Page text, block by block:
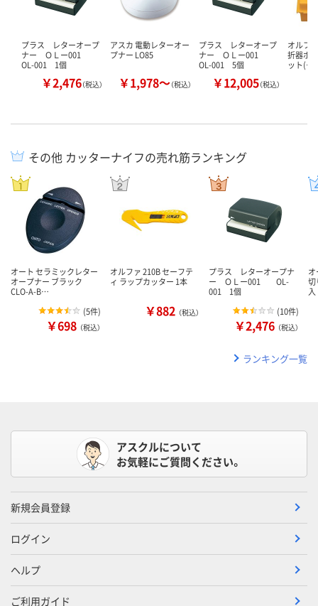
プラス レターオープ
ナー ＯＬー001
OL-001 1個
￥2,476（税込）
アスカ 電動レターオー
プナー LO85
￥1,978～（税込）
プラス レターオープ
ナー ＯＬー001
OL-001 5個
￥12,005（税込）
オルフ
折器ポ
ット(…
その他 カッターナイフの売れ筋ランキング
オート セラミックレター
オープナー ブラック
CLO-A-B…
(5件)
￥698 （税込）
オルファ 210B セーフテ
ィ ラップカッター 1本
￥882 （税込）
プラス レターオープナ
ー ＯＬー001 OL-
001 1個
(10件)
￥2,476 （税込）
ランキング一覧
アスクルについて
お気軽にご質問ください。
新規会員登録
ログイン
ヘルプ
ご利用ガイド